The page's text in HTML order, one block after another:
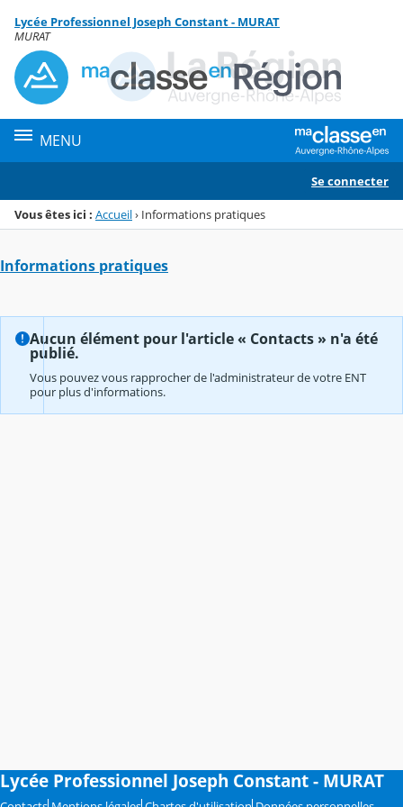
Menu de la rubrique
Contenu
Lycée Professionnel Joseph Constant - MURAT
MURAT
MENU
Se connecter
Vous êtes ici : Accueil› Informations pratiques
Informations pratiques
Aucun élément pour l'article « Contacts » n'a été
publié.
Vous pouvez vous rapprocher de l'administrateur de votre ENT
pour plus d'informations.
Lycée Professionnel Joseph Constant - MURAT